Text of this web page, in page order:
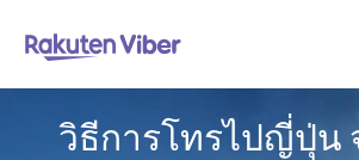
วิธีการโทรไปญี่ปุ่น